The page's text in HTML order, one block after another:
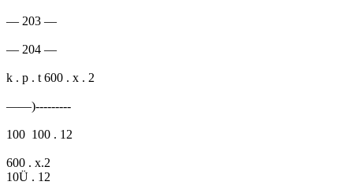
— 203 —
— 204 —
k . p . t 600 . x . 2
——)---------
100	100 . 12
600 . x.2